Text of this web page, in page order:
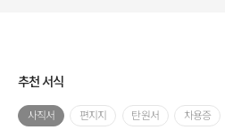
추천 서식
사직서 편지지 탄원서 차용증